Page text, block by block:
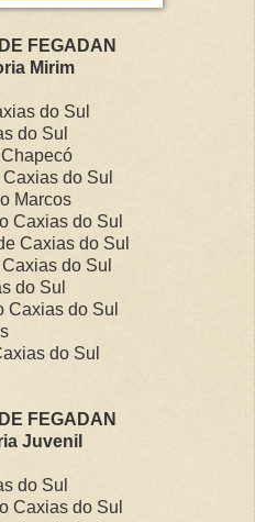
FEGADAN
Mirim
do Sul
do Sul
do Sul
Marcos
Caxias do Sul
Caxias do Sul
do Sul
do Sul
Caxias do Sul
do Sul
FEGADAN
Juvenil
do Sul
Caxias do Sul